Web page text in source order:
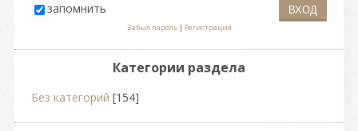
запомнить
Забыл пароль| Регистрация
Категории раздела
Без категорий [154]